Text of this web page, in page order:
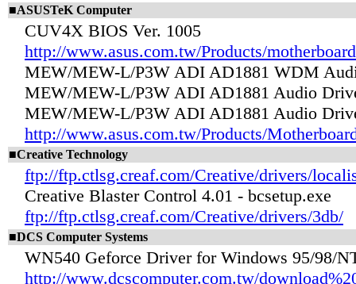
■ASUSTeK Computer
CUV4X BIOS Ver. 1005
http://www.asus.com.tw/Products/
MEW/MEW-L/P3W ADI AD1881 WDM
MEW/MEW-L/P3W ADI AD1881 Audio
MEW/MEW-L/P3W ADI AD1881 Audio
http://www.asus.com.tw/Products/
■Creative Technology
ftp://ftp.ctlsg.creaf.com/Creative/drivers/
Creative Blaster Control 4.01 - bcsetup.exe
ftp://ftp.ctlsg.creaf.com/Creative/drivers/3db/
■DCS Computer Systems
WN540 Geforce Driver for Windows 95/98/
http://www.dcscomputer.com.tw/